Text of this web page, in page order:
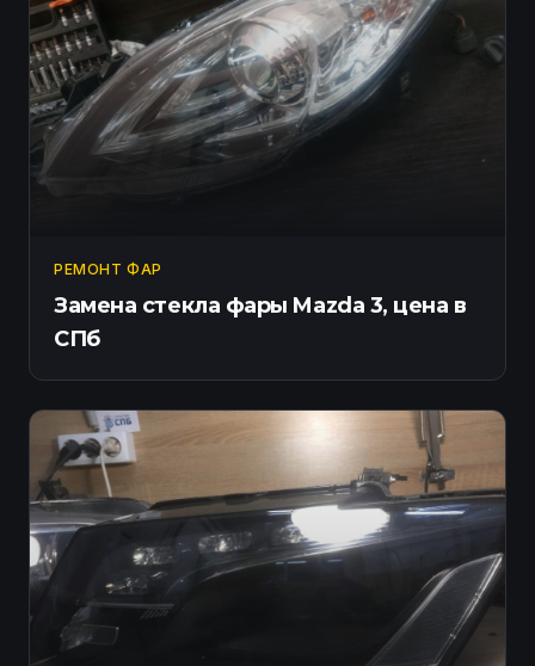
РЕМОНТ ФАР
Замена стекла фары Mazda 3, цена в
СПб